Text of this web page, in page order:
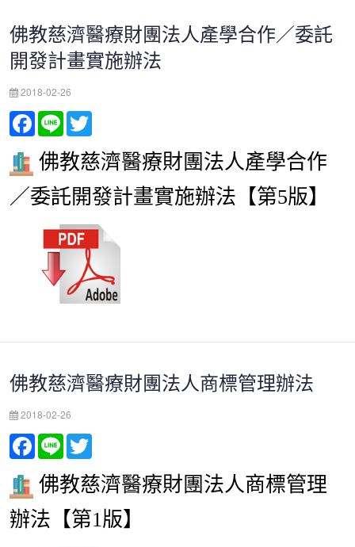
佛教慈濟醫療財團法人產學合作／委託
開發計畫實施辦法
2018-02-26
Facebook
Line
佛教慈濟醫療財團法人產學合作
／委託開發計畫實施辦法【第5版】
佛教慈濟醫療財團法人商標管理辦法
2018-02-26
Facebook
Line
佛教慈濟醫療財團法人商標管理
辦法 【第1版】